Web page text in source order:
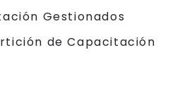
Gestionados
de Capacitación